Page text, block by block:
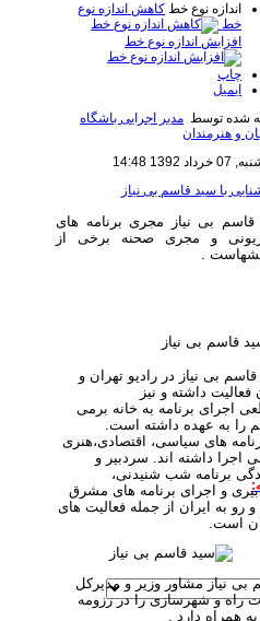
اندازه نوع خط کاهش اندازه نوع
خط
افزایش اندازه نوع خط
چاپ
ایمیل
شده توسط مدیر اجرایی باشگاه
و هنرمندان
1392 14:48
قاسم بی نیاز مجری برنامه های
و مجری صحنه برخی از
.
بی نیاز در رادیو تهران و
فعالیت داشته و نیز
اجرای برنامه به خانه برمی
را به عهده داشته است.
های سیاسی، اقتصادی،هنری
اجرا داشته اند. سردبیر و
برنامه شب شنیدنی،
و اجرای برنامه های مشرق
و رو به ایران از جمله فعالیت های
است.
بی نیاز مشاور وزیر و مدیرکل
راه و شهرسازی را در رزومه
همراه دارد .